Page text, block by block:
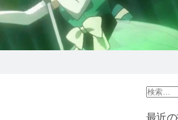
最近